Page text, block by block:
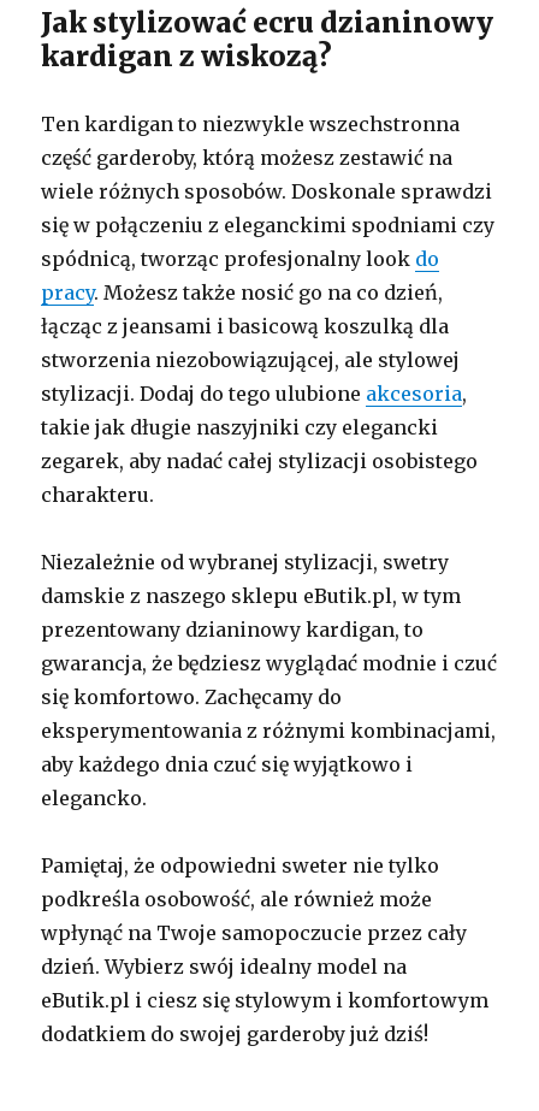
Jak stylizować ecru dzianinowy
kardigan z wiskozą?
Ten kardigan to niezwykle wszechstronna
część garderoby, którą możesz zestawić na
wiele różnych sposobów. Doskonale sprawdzi
się w połączeniu z eleganckimi spodniami czy
spódnicą, tworząc profesjonalny look do
pracy. Możesz także nosić go na co dzień,
łącząc z jeansami i basicową koszulką dla
stworzenia niezobowiązującej, ale stylowej
stylizacji. Dodaj do tego ulubione akcesoria,
takie jak długie naszyjniki czy elegancki
zegarek, aby nadać całej stylizacji osobistego
charakteru.
Niezależnie od wybranej stylizacji, swetry
damskie z naszego sklepu eButik.pl, w tym
prezentowany dzianinowy kardigan, to
gwarancja, że będziesz wyglądać modnie i czuć
się komfortowo. Zachęcamy do
eksperymentowania z różnymi kombinacjami,
aby każdego dnia czuć się wyjątkowo i
elegancko.
Pamiętaj, że odpowiedni sweter nie tylko
podkreśla osobowość, ale również może
wpłynąć na Twoje samopoczucie przez cały
dzień. Wybierz swój idealny model na
eButik.pl i ciesz się stylowym i komfortowym
dodatkiem do swojej garderoby już dziś!